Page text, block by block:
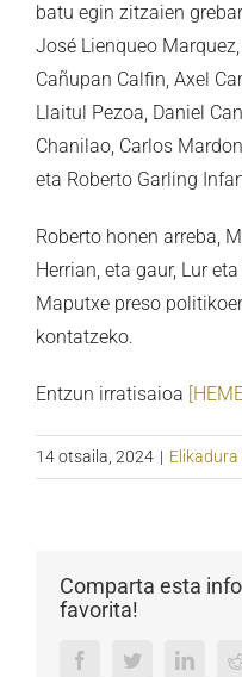
batu egin zitzaien
José Lienqueo
Cañupan Calfin, Axel
Llaitul Pezoa, Daniel
Chanilao, Carlos
eta Roberto Garling
Roberto honen arreba,
Herrian, eta gaur, Lur
Maputxe preso
kontatzeko.
Entzun irratisaioa
14 otsaila, 2024 |
Comparta esta
favorita!
FacebookTwitter